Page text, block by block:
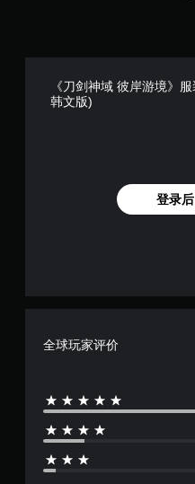
《刀剑神域 彼岸游境》
韩文版)
登录
全球玩家评价